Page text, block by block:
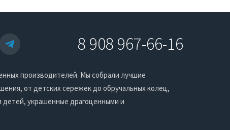
8 908 967-66-16
производителей. Мы собрали лучшие
от детских сережек до обручальных колец,
украшенные драгоценными и